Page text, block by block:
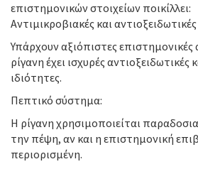
επιστημονικών στοιχείων ποικίλλει:
Αντιμικροβιακές και
Υπάρχουν αξιόπιστες επιστημονικές
ρίγανη έχει ισχυρές αντιοξειδωτικές
ιδιότητες.
Πεπτικό σύστημα:
Η ρίγανη χρησιμοποιείται
την πέψη, αν και η επιστημονική
περιορισμένη.